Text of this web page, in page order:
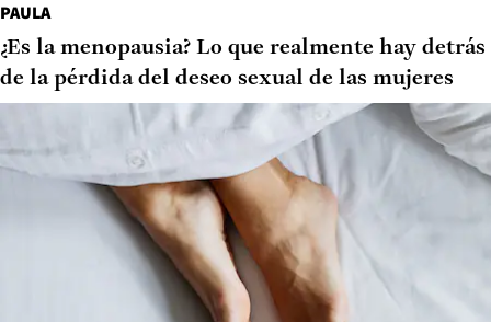
PAULA
¿Es la menopausia? Lo que realmente hay detrás
de la pérdida del deseo sexual de las mujeres